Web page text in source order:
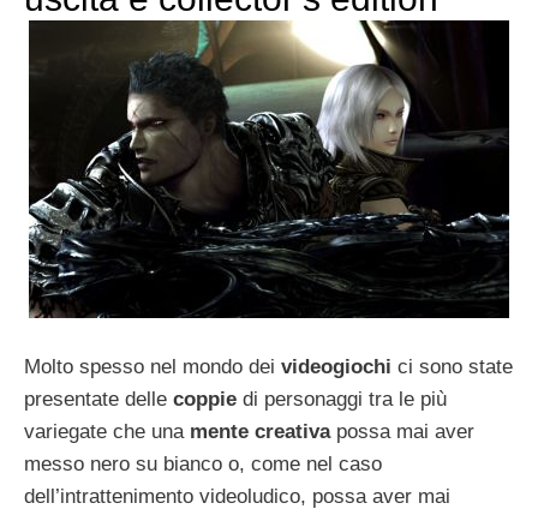
Molto spesso nel mondo dei videogiochi ci sono state
presentate delle coppie di personaggi tra le più
variegate che una mente creativa possa mai aver
messo nero su bianco o, come nel caso
dell’intrattenimento videoludico, possa aver mai